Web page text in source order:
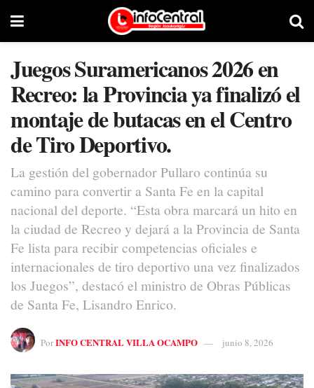
Juegos Suramericanos 2026 en
Recreo: la Provincia ya finalizó el
montaje de butacas en el Centro
de Tiro Deportivo.
La gestión del gobernador Pullaro continúa su
camino para convertir a Santa Fe en la capital
nacional del deporte. “Esta obra marcará un hito en
la ciudad de Recreo y dejará a la Provincia de Santa
Fe lista para recibir competencias oficiales e
internacionales de tiro deportivo una vez finalizados
los Juegos”, destacó el ministro de Obras Públicas
de Santa Fe, Lisandro Enrico.
PorINFO CENTRAL VILLA OCAMPO junio 8, 2026